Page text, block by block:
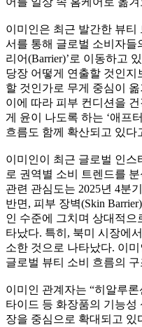
이미인은 최근 발간한 뷰티
서를 통해 글로벌 소비자들
리어(Barrier)’로 이동하고
당장 어떻게 연출할 것인지
할 것인가로 무게 중심이
이에 따라 피부 컨디션을
게 윤이 나도록 하는 ‘애프
흐름도 함께 확산되고 있다
이미인이 최근 글로벌 인스
로 권역별 소비 트렌드를
관련 관심도는 2025년 4분
반면, 피부 장벽(Skin
인 수준에 그치며 상대적
타났다. 특히, 북미 시장에
소한 것으로 나타났다. 이
글로벌 뷰티 소비 흐름의
이미인 관계자는 “히알루
타이드 등 화장품의 기능성
장을 중심으로 확대되고 있